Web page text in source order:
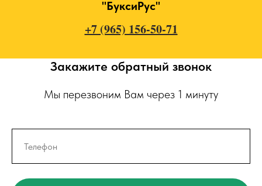
"БуксиРус"
+7 (965) 156-50-71
Закажите обратный звонок
Мы перезвоним Вам через 1 минуту